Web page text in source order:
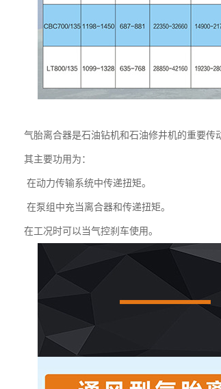
气胎离合器是石油钻机和石油修井机的重要传
其主要功用为：
在动力传输系统中传递扭矩。
在泵组中充当离合器和传递扭矩。
在工况时可以当气控刹车使用。